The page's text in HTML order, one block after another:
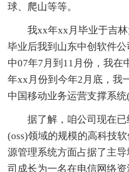
球、爬山等等。
我xx年xx月毕业于吉林
毕业后我到山东中创软件
中07年7月到11月份，我在
年xx月份到今年2月底，我
中国移动业务运营支撑系统
据了解，咱公司现在
(oss)领域的规模的高科技
源管理系统方面占据了主
司成长为一名在电信网络